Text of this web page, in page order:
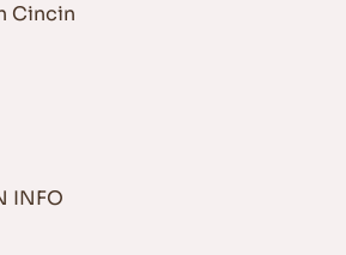
Cincin
INFO